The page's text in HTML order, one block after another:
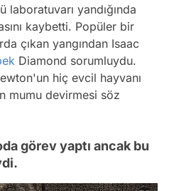
yandığında
kaybetti. Popüler bir
çıkan yangından Isaac
Diamond sorumluydu.
hiç evcil hayvanı
mumu devirmesi söz
görev yaptı ancak bu